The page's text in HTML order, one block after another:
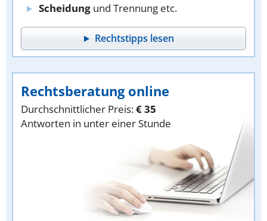
Scheidung und Trennung etc.
Rechtstipps lesen
Rechtsberatung online
Durchschnittlicher Preis:€ 35
Antworten in unter einer Stunde